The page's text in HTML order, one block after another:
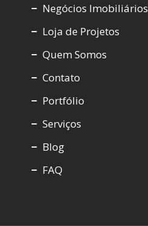
Negócios Imobiliários
Loja de Projetos
Quem Somos
Contato
Portfólio
Serviços
Blog
FAQ